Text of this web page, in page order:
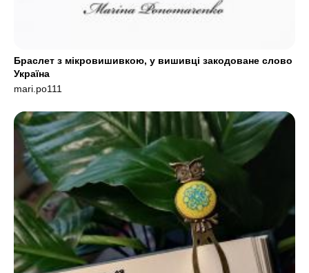
Браслет з мікровишивкою, у вишивці закодоване слово
Україна
mari.po111